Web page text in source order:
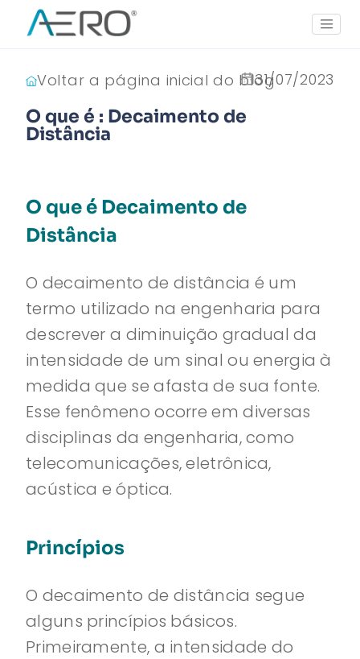
31/07/2023
Voltar a página inicial do blog
O que é : Decaimento de
Distância
O que é Decaimento de
Distância
O decaimento de distância é um
termo utilizado na engenharia para
descrever a diminuição gradual da
intensidade de um sinal ou energia à
medida que se afasta de sua fonte.
Esse fenômeno ocorre em diversas
disciplinas da engenharia, como
telecomunicações, eletrônica,
acústica e óptica.
Princípios
O decaimento de distância segue
alguns princípios básicos.
Primeiramente, a intensidade do